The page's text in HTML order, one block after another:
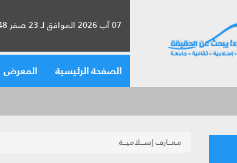
07 آب 2026 الموافق لـ 23 صفر 1448
الصفحة الرئيسية المعرض
مـعـــارف إســـلاميـــة